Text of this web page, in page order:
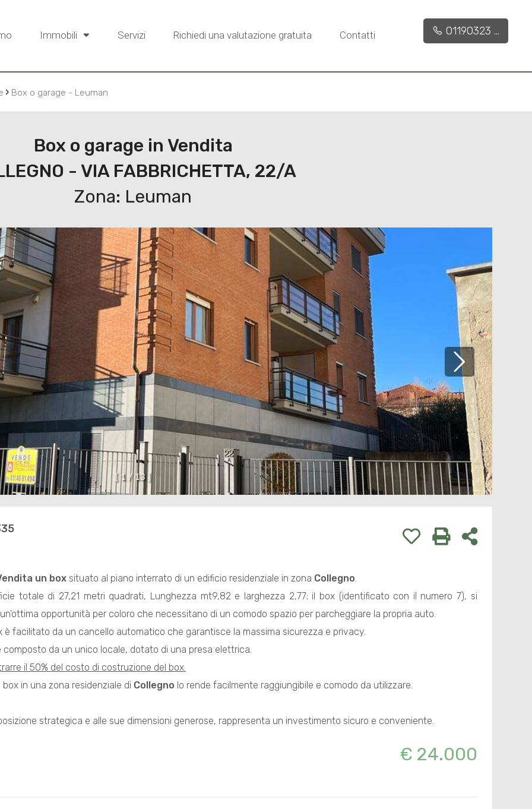
Immobili Servizi Richiedi una valutazione gratuita Contatti 01190323 ...
› Box o garage - Leuman
Box o garage in Vendita
- VIA FABBRICHETTA, 22/A
Zona: Leuman
[ 1 / 13 ]
un box situato al piano interrato di un edificio residenziale in zona Collegno.
totale di 27,21 metri quadrati, Lunghezza mt9,82 e larghezza 2,77; il box (identificato con il numero 7), si
opportunità per coloro che necessitano di un comodo spazio per parcheggiare la propria auto.
è facilitato da un cancello automatico che garantisce la massima sicurezza e privacy.
composto da un unico locale, dotato di una presa elettrica.
il 50% del costo di costruzione del box.
in una zona residenziale di Collegno lo rende facilmente raggiungibile e comodo da utilizzare.
strategica e alle sue dimensioni generose, rappresenta un investimento sicuro e conveniente.
€ 24.000